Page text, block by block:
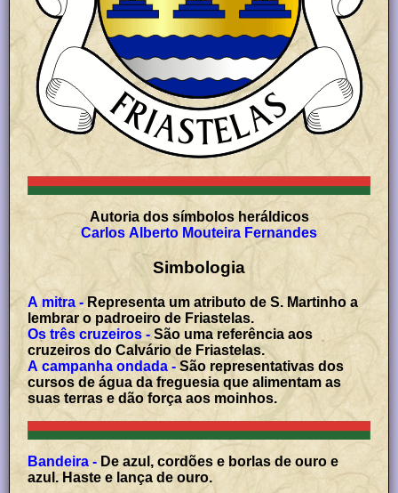
Autoria dos símbolos heráldicos
Carlos Alberto Mouteira Fernandes
Simbologia
A mitra -Representa um atributo de S. Martinho a
lembrar o padroeiro de Friastelas.
Os três cruzeiros - São uma referência aos
cruzeiros do Calvário de Friastelas.
A campanha ondada -São representativas dos
cursos de água da freguesia que alimentam as
suas terras e dão força aos moinhos.
Bandeira - De azul, cordões e borlas de ouro e
azul. Haste e lança de ouro.